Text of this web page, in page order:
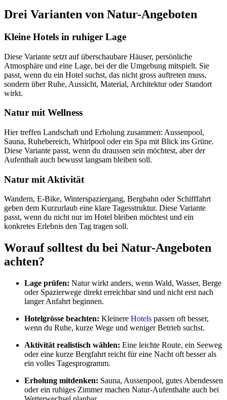
Drei Varianten von Natur-Angeboten
Kleine Hotels in ruhiger Lage
Diese Variante setzt auf überschaubare Häuser, persönliche
Atmosphäre und eine Lage, bei der die Umgebung mitspielt. Sie
passt, wenn du ein Hotel suchst, das nicht gross auftreten muss,
sondern über Ruhe, Aussicht, Material, Architektur oder Standort
wirkt.
Natur mit Wellness
Hier treffen Landschaft und Erholung zusammen: Aussenpool,
Sauna, Ruhebereich, Whirlpool oder ein Spa mit Blick ins Grüne.
Diese Variante passt, wenn du draussen sein möchtest, aber der
Aufenthalt auch bewusst langsam bleiben soll.
Natur mit Aktivität
Wandern, E-Bike, Winterspaziergang, Bergbahn oder Schifffahrt
geben dem Kurzurlaub eine klare Tagesstruktur. Diese Variante
passt, wenn du nicht nur im Hotel bleiben möchtest und ein
konkretes Erlebnis den Tag tragen soll.
Worauf solltest du bei Natur-Angeboten
achten?
Lage prüfen: Natur wirkt anders, wenn Wald, Wasser, Berge
oder Spazierwege direkt erreichbar sind und nicht erst nach
langer Anfahrt beginnen.
Hotelgrösse beachten: Kleinere Hotels passen oft besser,
wenn du Ruhe, kurze Wege und weniger Betrieb suchst.
Aktivität realistisch wählen: Eine leichte Route, ein Seeweg
oder eine kurze Bergfahrt reicht für eine Nacht oft besser als
ein volles Tagesprogramm.
Erholung mitdenken: Sauna, Aussenpool, gutes Abendessen
oder ein ruhiges Zimmer machen Natur-Aufenthalte auch bei